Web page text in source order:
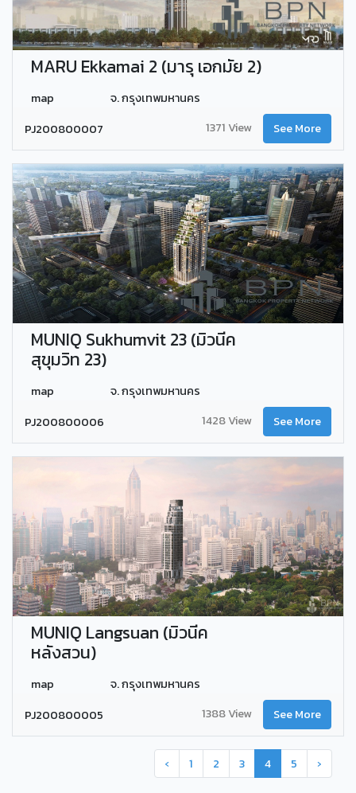
MARU Ekkamai 2 (มารุ เอกมัย 2)
map
จ. กรุงเทพมหานคร
PJ200800007
1371 View See More
MUNIQ Sukhumvit 23 (มิวนีค
สุขุมวิท 23)
map
จ. กรุงเทพมหานคร
PJ200800006
1428 View See More
MUNIQ Langsuan (มิวนีค
หลังสวน)
map
จ. กรุงเทพมหานคร
PJ200800005
1388 View See More
‹ 1 2 3 4 5 ›